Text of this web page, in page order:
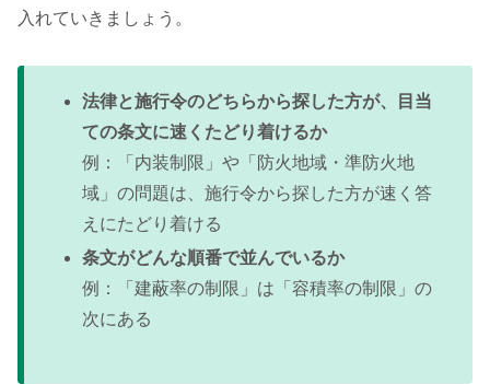
入れていきましょう。
法律と施行令のどちらから探した方が、目当
ての条文に速くたどり着けるか
例：「内装制限」や「防火地域・準防火地
域」の問題は、施行令から探した方が速く答
えにたどり着ける
条文がどんな順番で並んでいるか
例：「建蔽率の制限」は「容積率の制限」の
次にある